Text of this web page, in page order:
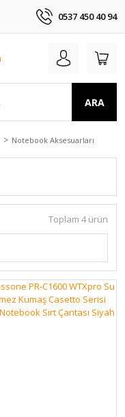
0537 450 40 94
ARA
Notebook Aksesuarları
Toplam 4 ürün